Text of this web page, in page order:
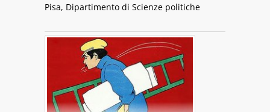
Pisa, Dipartimento di Scienze politiche